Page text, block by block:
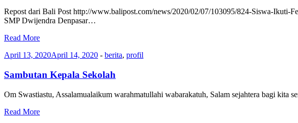
Repost dari Bali Post http://www.balipost.com/news/2020/02/07/103095/824-Siswa-
SMP Dwijendra Denpasar…
Read More
April 13, 2020April 14, 2020 - berita, profil
Sambutan Kepala Sekolah
Om Swastiastu, Assalamualaikum warahmatullahi wabarakatuh, Salam sejahtera bagi
Read More